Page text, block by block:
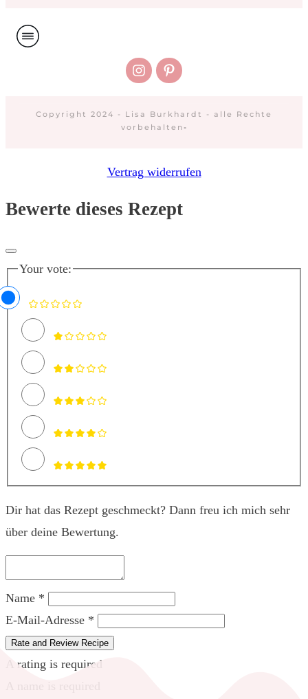
Copyright 2024 - Lisa Burkhardt - alle Rechte
vorbehalten-
Vertrag widerrufen
Bewerte dieses Rezept
Your vote:
Dir hat das Rezept geschmeckt? Dann freu ich mich sehr
über deine Bewertung.
Name *
E-Mail-Adresse *
Rate and Review Recipe
A rating is required